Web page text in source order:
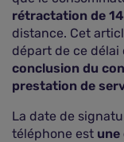
rétractation de
distance. Cet
départ de ce
conclusion du
prestation de
La date de
téléphone est une